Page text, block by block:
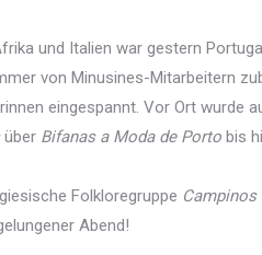
und Italien war gestern
von Minusines-Mitarbeitern
eingespannt. Vor Ort wurde
über Bifanas a Moda de Porto bis
Folkloregruppe Campinos
Abend!